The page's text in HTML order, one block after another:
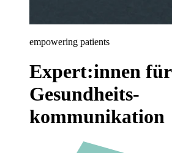
empowering patients
Expert:innen für
Gesundheits­
kommunikation